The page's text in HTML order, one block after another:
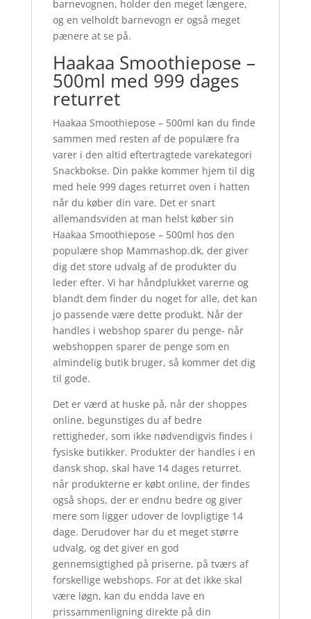
barnevognen, holder den meget længere,
og en velholdt barnevogn er også meget
pænere at se på.
Haakaa Smoothiepose –
500ml med 999 dages
returret
Haakaa Smoothiepose – 500ml kan du finde
sammen med resten af de populære fra
varer i den altid eftertragtede varekategori
Snackbokse. Din pakke kommer hjem til dig
med hele 999 dages returret oven i hatten
når du køber din vare. Det er snart
allemandsviden at man helst køber sin
Haakaa Smoothiepose – 500ml hos den
populære shop Mammashop.dk, der giver
dig det store udvalg af de produkter du
leder efter. Vi har håndplukket varerne og
blandt dem finder du noget for alle, det kan
jo passende være dette produkt. Når der
handles i webshop sparer du penge- når
webshoppen sparer de penge som en
almindelig butik bruger, så kommer det dig
til gode.
Det er værd at huske på, når der shoppes
online, begunstiges du af bedre
rettigheder, som ikke nødvendigvis findes i
fysiske butikker. Produkter der handles i en
dansk shop, skal have 14 dages returret.
når produkterne er købt online, der findes
også shops, der er endnu bedre og giver
mere som ligger udover de lovpligtige 14
dage. Derudover har du et meget større
udvalg, og det giver en god
gennemsigtighed på priserne, på tværs af
forskellige webshops. For at det ikke skal
være løgn, kan du endda lave en
prissammenligning direkte på din